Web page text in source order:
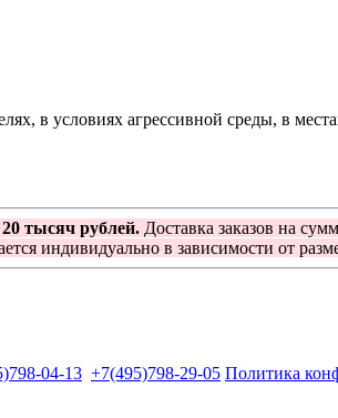
в условиях агрессивной среды, в
20 тысяч рублей. Доставка заказов на
индивидуально в зависимости от
04-13 +7(495)798-29-05 Политика